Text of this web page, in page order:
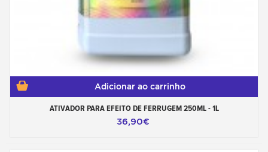
Adicionar ao carrinho
ATIVADOR PARA EFEITO DE FERRUGEM 250ML - 1L
36,90€